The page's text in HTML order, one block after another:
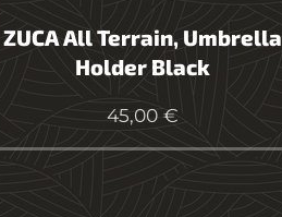
ZUCA All Terrain, Umbrella
Holder Black
45,00€